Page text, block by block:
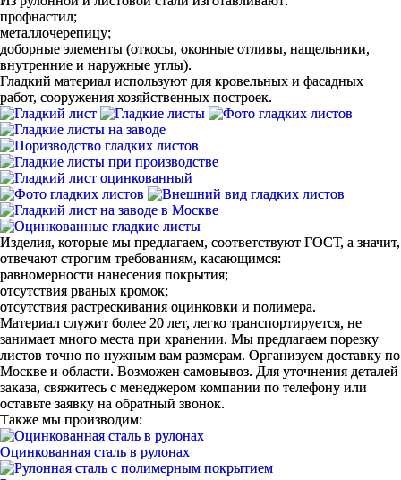
профнастил;
металлочерепицу;
доборные элементы (откосы, оконные отливы, нащельники,
внутренние и наружные углы).
Гладкий материал используют для кровельных и фасадных
работ, сооружения хозяйственных построек.
Изделия, которые мы предлагаем, соответствуют ГОСТ, а значит,
отвечают строгим требованиям, касающимся:
равномерности нанесения покрытия;
отсутствия рваных кромок;
отсутствия растрескивания оцинковки и полимера.
Материал служит более 20 лет, легко транспортируется, не
занимает много места при хранении. Мы предлагаем порезку
листов точно по нужным вам размерам. Организуем доставку по
Москве и области. Возможен самовывоз. Для уточнения деталей
заказа, свяжитесь с менеджером компании по телефону или
оставьте заявку на обратный звонок.
Также мы производим:
Оцинкованная сталь в рулонах